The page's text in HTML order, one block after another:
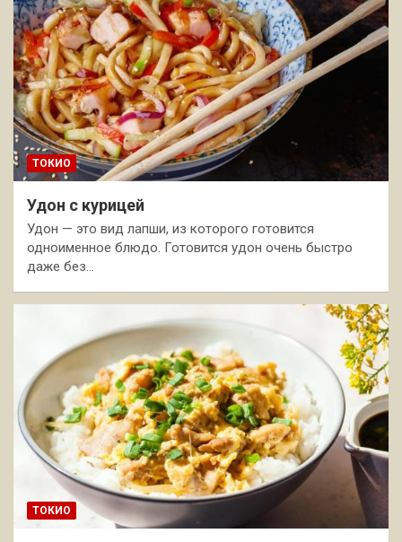
ТОКИО
Удон с курицей
Удон — это вид лапши, из которого готовится
одноименное блюдо. Готовится удон очень быстро
даже без…
ТОКИО